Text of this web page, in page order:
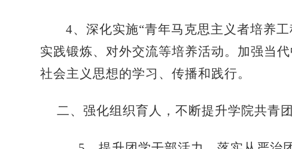
4、深化实施“青年马克思主义者培养工
实践锻炼、对外交流等培养活动。加强当
社会主义思想的学习、传播和践行。
二、强化组织育人，不断提升学院共青